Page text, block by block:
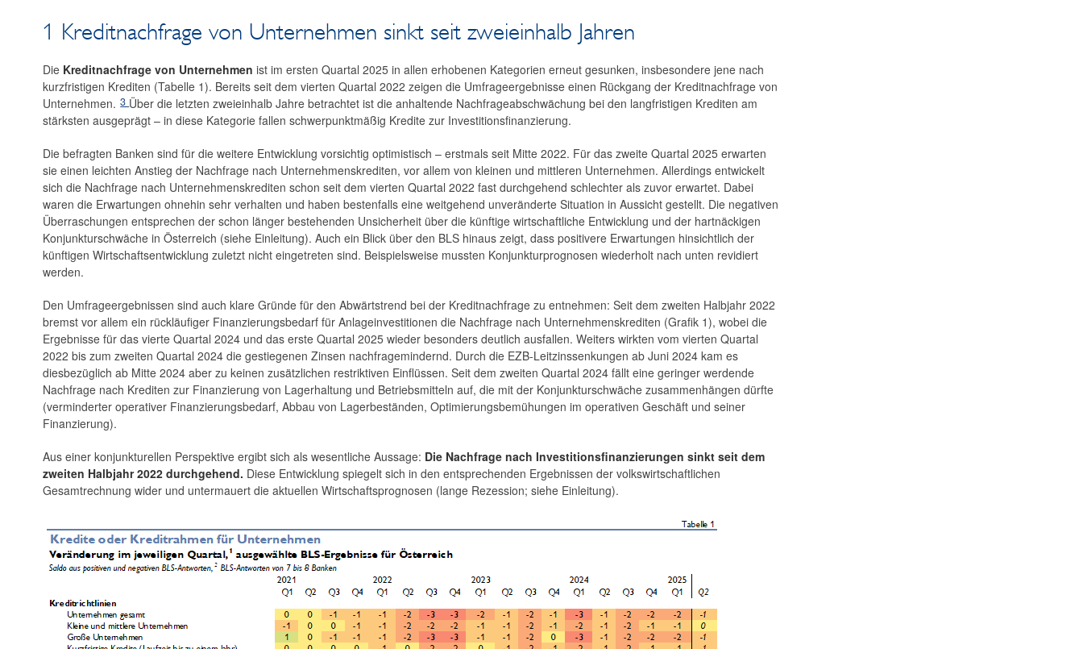
1 Kreditnachfrage von Unternehmen sinkt seit zweieinhalb Jahren
Die Kreditnachfrage von Unternehmen ist im ersten Quartal 2025 in allen erhobenen Kategorien erneut gesunken, insbesondere jene nach
kurzfristigen Krediten (Tabelle 1). Bereits seit dem vierten Quartal 2022 zeigen die Umfrageergebnisse einen Rückgang der Kreditnachfrage von
Unternehmen. 3 Über die letzten zweieinhalb Jahre betrachtet ist die anhaltende Nachfrageabschwächung bei den langfristigen Krediten am
stärksten ausgeprägt – in diese Kategorie fallen schwerpunktmäßig Kredite zur Investitionsfinanzierung.
Die befragten Banken sind für die weitere Entwicklung vorsichtig optimistisch – erstmals seit Mitte 2022. Für das zweite Quartal 2025 erwarten
sie einen leichten Anstieg der Nachfrage nach Unternehmenskrediten, vor allem von kleinen und mittleren Unternehmen. Allerdings entwickelt
sich die Nachfrage nach Unternehmenskrediten schon seit dem vierten Quartal 2022 fast durchgehend schlechter als zuvor erwartet. Dabei
waren die Erwartungen ohnehin sehr verhalten und haben bestenfalls eine weitgehend unveränderte Situation in Aussicht gestellt. Die negativen
Überraschungen entsprechen der schon länger bestehenden Unsicherheit über die künftige wirtschaftliche Entwicklung und der hartnäckigen
Konjunkturschwäche in Österreich (siehe Einleitung). Auch ein Blick über den BLS hinaus zeigt, dass positivere Erwartungen hinsichtlich der
künftigen Wirtschaftsentwicklung zuletzt nicht eingetreten sind. Beispielsweise mussten Konjunkturprognosen wiederholt nach unten revidiert
werden.
Den Umfrageergebnissen sind auch klare Gründe für den Abwärtstrend bei der Kreditnachfrage zu entnehmen: Seit dem zweiten Halbjahr 2022
bremst vor allem ein rückläufiger Finanzierungsbedarf für Anlageinvestitionen die Nachfrage nach Unternehmenskrediten (Grafik 1), wobei die
Ergebnisse für das vierte Quartal 2024 und das erste Quartal 2025 wieder besonders deutlich ausfallen. Weiters wirkten vom vierten Quartal
2022 bis zum zweiten Quartal 2024 die gestiegenen Zinsen nachfragemindernd. Durch die EZB-Leitzinssenkungen ab Juni 2024 kam es
diesbezüglich ab Mitte 2024 aber zu keinen zusätzlichen restriktiven Einflüssen. Seit dem zweiten Quartal 2024 fällt eine geringer werdende
Nachfrage nach Krediten zur Finanzierung von Lagerhaltung und Betriebsmitteln auf, die mit der Konjunkturschwäche zusammenhängen dürfte
(verminderter operativer Finanzierungsbedarf, Abbau von Lagerbeständen, Optimierungsbemühungen im operativen Geschäft und seiner
Finanzierung).
Aus einer konjunkturellen Perspektive ergibt sich als wesentliche Aussage: Die Nachfrage nach Investitionsfinanzierungen sinkt seit dem
zweiten Halbjahr 2022 durchgehend. Diese Entwicklung spiegelt sich in den entsprechenden Ergebnissen der volkswirtschaftlichen
Gesamtrechnung wider und untermauert die aktuellen Wirtschaftsprognosen (lange Rezession; siehe Einleitung).